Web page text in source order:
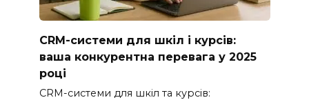
CRM-системи для шкіл і курсів:
ваша конкурентна перевага у 2025
році
CRM-системи для шкіл та курсів: